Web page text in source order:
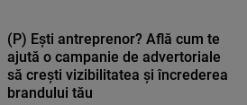
(P) Ești antreprenor? Află cum te
ajută o campanie de advertoriale
să crești vizibilitatea și încrederea
brandului tău